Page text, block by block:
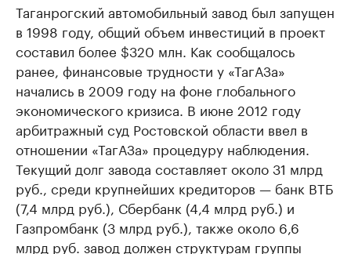
Таганрогский автомобильный завод был запущен
в 1998 году, общий объем инвестиций в проект
составил более $320 млн. Как сообщалось
ранее, финансовые трудности у «ТагАЗа»
начались в 2009 году на фоне глобального
экономического кризиса. В июне 2012 году
арбитражный суд Ростовской области ввел в
отношении «ТагАЗа» процедуру наблюдения.
Текущий долг завода составляет около 31 млрд
руб., среди крупнейших кредиторов — банк ВТБ
(7,4 млрд руб.), Сбербанк (4,4 млрд руб.) и
Газпромбанк (3 млрд руб.), также около 6,6
млрд руб. завод должен структурам группы